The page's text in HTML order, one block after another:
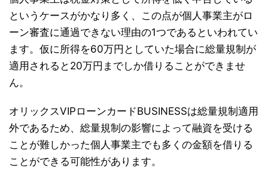
というケースがかなり多く、この点が個人事業主がロ
ーン審査に通過できない理由の1つであるといわれてい
ます。仮に所得を60万円としていた場合に総量規制が
適用されると20万円までしか借りることができませ
ん。
オリックスVIPローンカードBUSINESSは総量規制適用
外であるため、総量規制の影響によって融資を受ける
ことが難しかった個人事業主でも多くの金額を借りる
ことができる可能性があります。